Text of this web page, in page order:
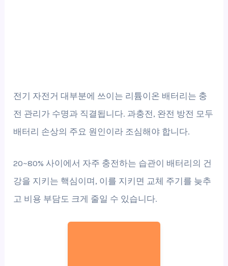
전기 자전거 대부분에 쓰이는 리튬이온 배터리는 충
전 관리가 수명과 직결됩니다. 과충전, 완전 방전 모두
배터리 손상의 주요 원인이라 조심해야 합니다.
20~80% 사이에서 자주 충전하는 습관이 배터리의 건
강을 지키는 핵심이며, 이를 지키면 교체 주기를 늦추
고 비용 부담도 크게 줄일 수 있습니다.